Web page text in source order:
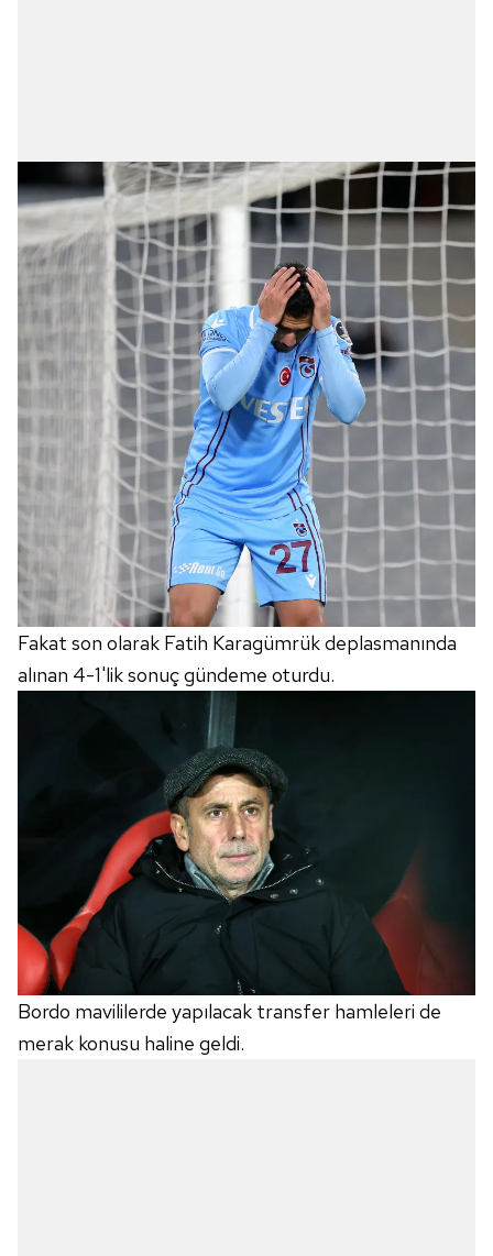
Fakat son olarak Fatih Karagümrük deplasmanında
alınan 4-1'lik sonuç gündeme oturdu.
Bordo mavililerde yapılacak transfer hamleleri de
merak konusu haline geldi.